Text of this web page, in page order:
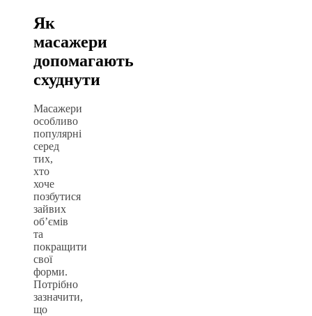
Як
масажери
допомагають
схуднути
Масажери
особливо
популярні
серед
тих,
хто
хоче
позбутися
зайвих
об’ємів
та
покращити
свої
форми.
Потрібно
зазначити,
що